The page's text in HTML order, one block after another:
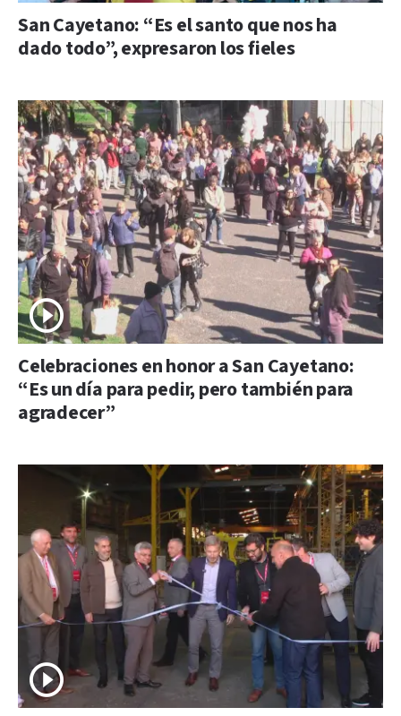
San Cayetano: “Es el santo que nos ha
dado todo”, expresaron los fieles
Celebraciones en honor a San Cayetano:
“Es un día para pedir, pero también para
agradecer”